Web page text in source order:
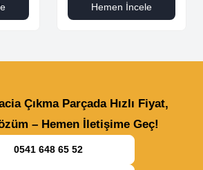
Hemen İncele
Çıkma Parçada Hızlı Fiyat,
– Hemen İletişime Geç!
0541 648 65 52